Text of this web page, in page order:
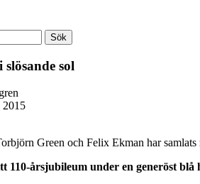
Sök
sol
2015
Green och Felix Ekman har
110-årsjubileum under en generöst